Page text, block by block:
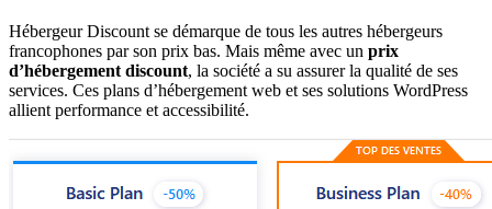
Hébergeur Discount se démarque de tous les autres hébergeurs
francophones par son prix bas. Mais même avec un prix
d’hébergement discount, la société a su assurer la qualité de ses
services. Ces plans d’hébergement web et ses solutions WordPress
allient performance et accessibilité.